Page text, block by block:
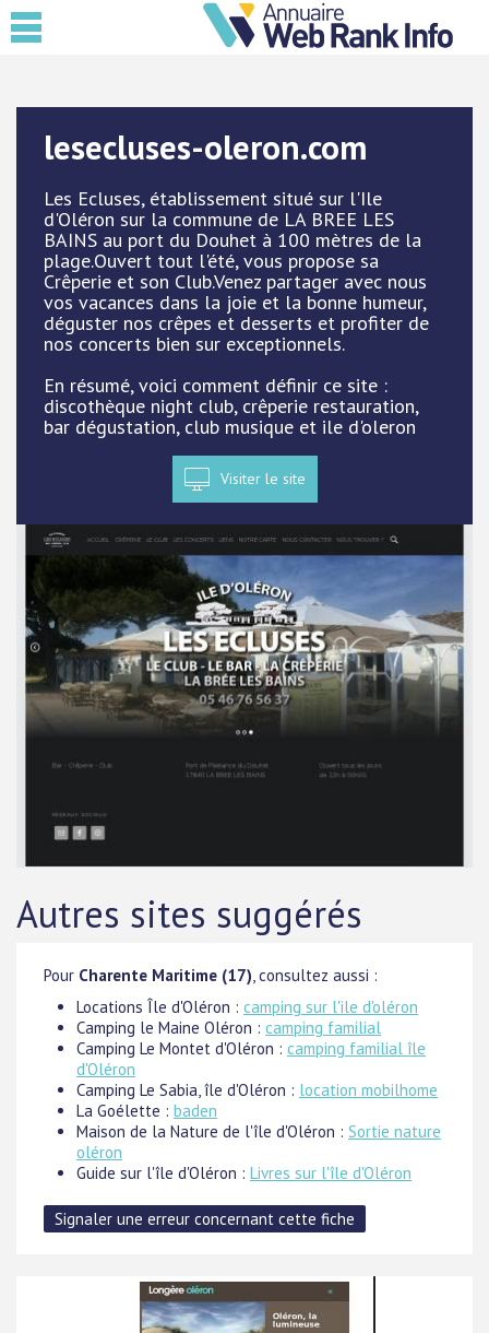
lesecluses-oleron.com
Les Ecluses, établissement situé sur l'Ile
d'Oléron sur la commune de LA BREE LES
BAINS au port du Douhet à 100 mètres de la
plage.Ouvert tout l'été, vous propose sa
Crêperie et son Club.Venez partager avec nous
vos vacances dans la joie et la bonne humeur,
déguster nos crêpes et desserts et profiter de
nos concerts bien sur exceptionnels.
En résumé, voici comment définir ce site :
discothèque night club, crêperie restauration,
bar dégustation, club musique et ile d'oleron
Visiter le site
Autres sites suggérés
Pour Charente Maritime (17), consultez aussi :
Locations Île d'Oléron : camping sur l'ile d'oléron
Camping le Maine Oléron : camping familial
Camping Le Montet d'Oléron : camping familial île
d'Oléron
Camping Le Sabia, île d'Oléron : location mobilhome
La Goélette : baden
Maison de la Nature de l'île d'Oléron : Sortie nature
oléron
Guide sur l'île d'Oléron : Livres sur l'île d'Oléron